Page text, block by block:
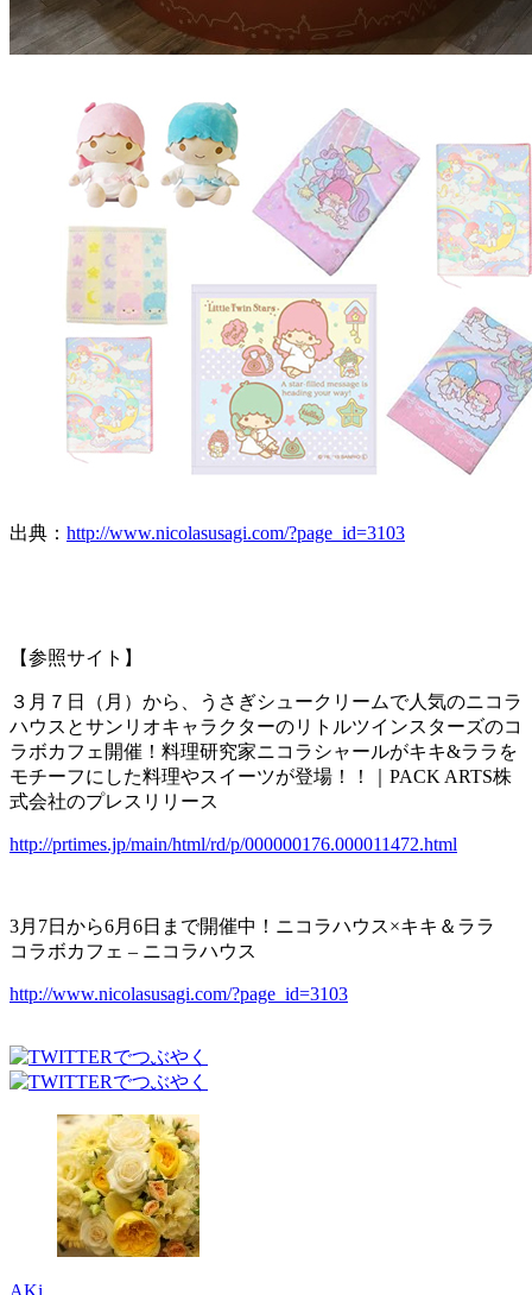
出典： http://www.nicolasusagi.com/?page_id=3103
【参照サイト】
３月７日（月）から、うさぎシュークリームで人気のニコラ
ハウスとサンリオキャラクターのリトルツインスターズのコ
ラボカフェ開催！料理研究家ニコラシャールがキキ&ララを
モチーフにした料理やスイーツが登場！！｜PACK ARTS株
式会社のプレスリリース
http://prtimes.jp/main/html/rd/p/000000176.000011472.html
3月7日から6月6日まで開催中！ニコラハウス×キキ＆ララ
コラボカフェ – ニコラハウス
http://www.nicolasusagi.com/?page_id=3103
AKi